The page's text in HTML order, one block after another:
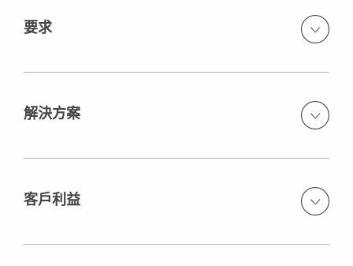
要求
築，必須快速簡單地操作，僅使用未殺死的工作力
解決方案
客戶利益